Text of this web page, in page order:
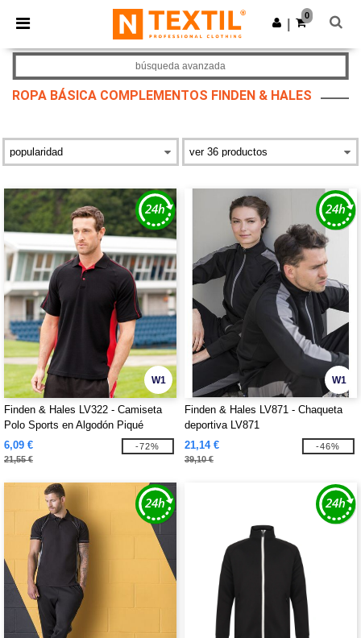
× App de Ntextil
¡Mejores precios en app!
Descargar app
0
ROPA BÁSICA COMPLEMENTOS FINDEN & HALES
búsqueda avanzada
W1
Finden & Hales LV322 - Camiseta
Polo Sports en Algodón Piqué
6,09 €
21,55 €
-72%
W1
Finden & Hales LV871 - Chaqueta
deportiva LV871
21,14 €
39,10 €
-46%